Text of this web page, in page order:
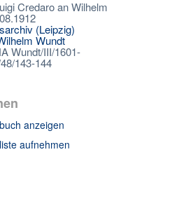
Credaro an Wilhelm
(Leipzig)
Wundt
Wundt/III/1601-
143-144
anzeigen
aufnehmen